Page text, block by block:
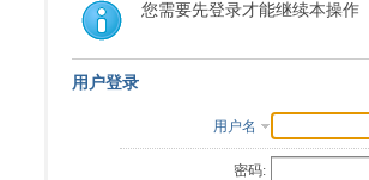
您需要先登录才能继续本操作
用户登录
用户名
密码: